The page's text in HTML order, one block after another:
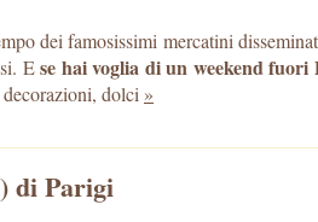
dei famosissimi mercatini
Ese hai voglia di un weekend fuori
dolci »
di Parigi